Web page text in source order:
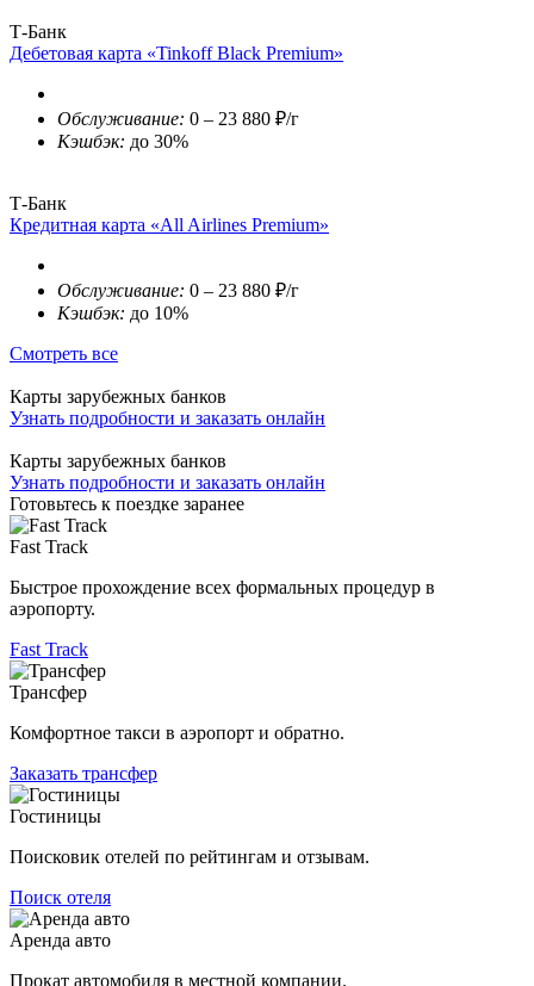
Т-Банк
Дебетовая карта «Tinkoff Black Premium»
Обслуживание: 0 – 23 880 ₽/г
Кэшбэк: до 30%
Т-Банк
Кредитная карта «All Airlines Premium»
Обслуживание: 0 – 23 880 ₽/г
Кэшбэк: до 10%
Смотреть все
Карты зарубежных банков
Узнать подробности и заказать онлайн
Карты зарубежных банков
Узнать подробности и заказать онлайн
Готовьтесь к поездке заранее
Fast Track
Быстрое прохождение всех формальных процедур в
аэропорту.
Fast Track
Трансфер
Комфортное такси в аэропорт и обратно.
Заказать трансфер
Гостиницы
Поисковик отелей по рейтингам и отзывам.
Поиск отеля
Аренда авто
Прокат автомобиля в местной компании.